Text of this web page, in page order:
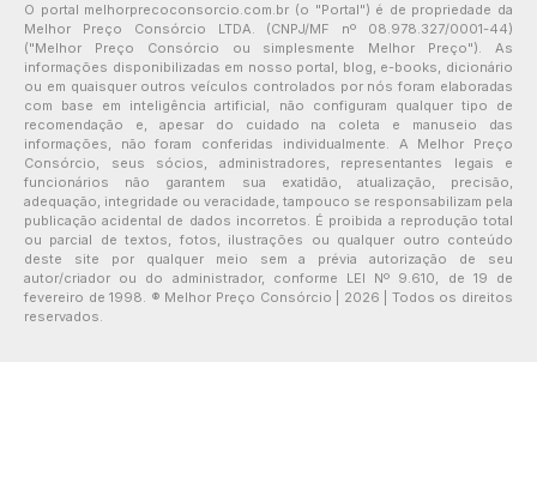
O portal melhorprecoconsorcio.com.br (o "Portal") é de propriedade da
Melhor Preço Consórcio LTDA. (CNPJ/MF nº 08.978.327/0001-44)
("Melhor Preço Consórcio ou simplesmente Melhor Preço"). As
informações disponibilizadas em nosso portal, blog, e-books, dicionário
ou em quaisquer outros veículos controlados por nós foram elaboradas
com base em inteligência artificial, não configuram qualquer tipo de
recomendação e, apesar do cuidado na coleta e manuseio das
informações, não foram conferidas individualmente. A Melhor Preço
Consórcio, seus sócios, administradores, representantes legais e
funcionários não garantem sua exatidão, atualização, precisão,
adequação, integridade ou veracidade, tampouco se responsabilizam pela
publicação acidental de dados incorretos. É proibida a reprodução total
ou parcial de textos, fotos, ilustrações ou qualquer outro conteúdo
deste site por qualquer meio sem a prévia autorização de seu
autor/criador ou do administrador, conforme LEI Nº 9.610, de 19 de
fevereiro de 1998. ® Melhor Preço Consórcio | 2026 | Todos os direitos
reservados.